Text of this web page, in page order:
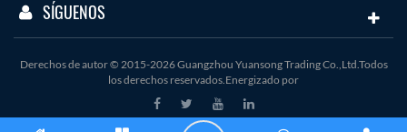
SÍGUENOS
Derechos de autor © 2015-2026 Guangzhou Yuansong Trading Co.,Ltd.Todos
los derechos reservados.Energizado por